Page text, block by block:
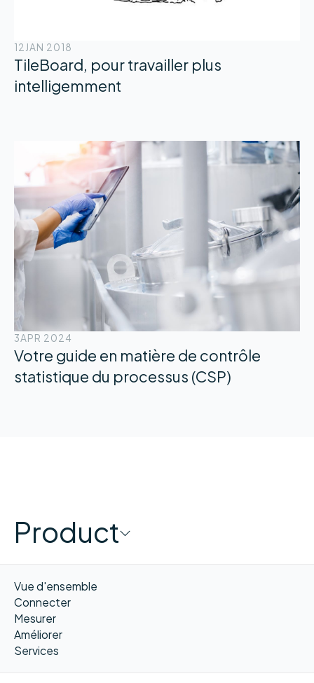
12 JAN 2018
TileBoard, pour travailler plus
intelligemment
3APR 2024
Votre guide en matière de contrôle
statistique du processus (CSP)
Product
Vue d'ensemble
Connecter
Mesurer
Améliorer
Services